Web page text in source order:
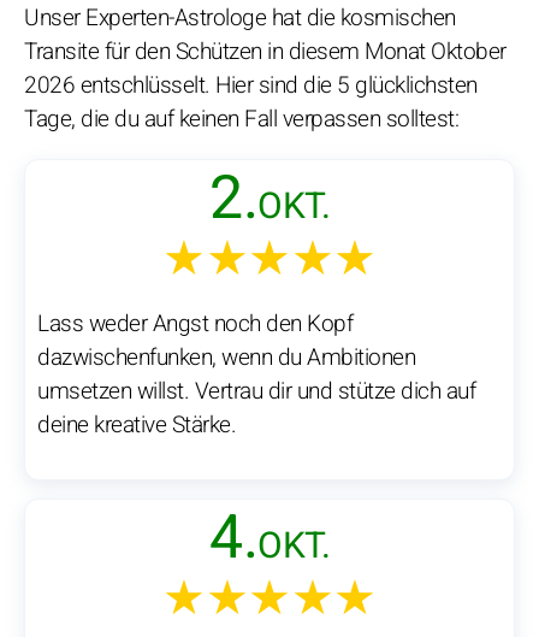
Unser Experten-Astrologe hat die kosmischen
Transite für den Schützen in diesem Monat Oktober
2026 entschlüsselt. Hier sind die 5 glücklichsten
Tage, die du auf keinen Fall verpassen solltest:
2.OKT.
★★★★★
Lass weder Angst noch den Kopf
dazwischenfunken, wenn du Ambitionen
umsetzen willst. Vertrau dir und stütze dich auf
deine kreative Stärke.
4.OKT.
★★★★★